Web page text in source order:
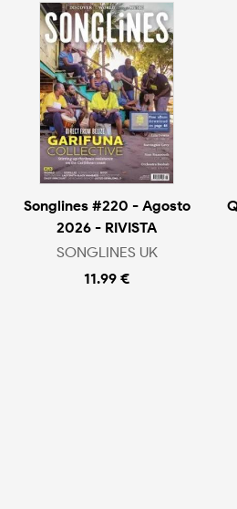
Songlines #220 - Agosto
2026 - RIVISTA
SONGLINES UK
11.99 €